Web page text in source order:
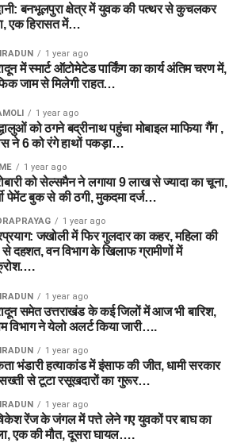
बनभूलपुरा क्षेत्र में युवक की पत्थर से कुचलकर
एक हिरासत में…
1 year ago
में स्मार्ट ऑटोमेटेड पार्किंग का कार्य अंतिम चरण में,
जाम से मिलेगी राहत…
1 year ago
को ठगने बद्रीनाथ पहुंचा मोबाइल माफिया गैंग ,
ने 6 को रंगे हाथों पकड़ा…
1 year ago
को सेल्समैन ने लगाया 9 लाख से ज्यादा का चूना,
पेमेंट बुक से की ठगी, मुकदमा दर्ज…
1 year ago
जखोली में फिर गुलदार का कहर, महिला की
से दहशत, वन विभाग के खिलाफ ग्रामीणों में
1 year ago
समेत उत्तराखंड के कई जिलों में आज भी बारिश,
विभाग ने येलो अलर्ट किया जारी….
1 year ago
भंडारी हत्याकांड में इंसाफ की जीत, धामी सरकार
से टूटा रसूखदारों का गुरूर…
1 year ago
रेंज के जंगल में पत्ते लेने गए युवकों पर बाघ का
एक की मौत, दूसरा घायल….